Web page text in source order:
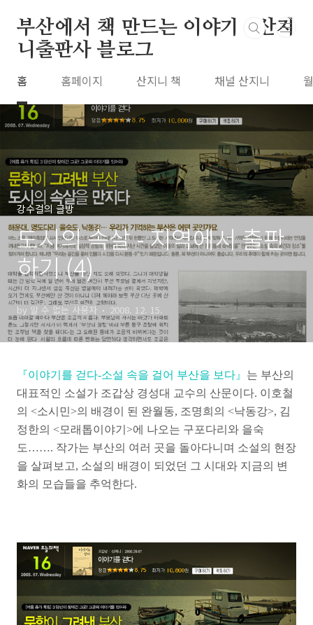
부산에서 책 만드는 이야기 : 산지
니출판사 블로그
홈 홈페이지 산지니 책 채널 산지니
강수걸의 글방
도시의 속살 - 지역에서 출판
하기 (4)
by 알 수 없는 사용자 2008. 12. 15.
『이야기를 걷다-소설 속을 걸어 부산을 보다』 는 부산의
대표적인 소설가 조갑상 경성대 교수의 산문이다. 이호철
의 <소시민>의 배경이 된 완월동, 조명희의 <낙동강>, 김
정한의 <모래톱이야기>에 나오는 구포다리와 을숙
도……. 작가는 부산의 여러 곳을 돌아다니며 소설의 현장
을 살펴보고, 소설의 배경이 되었던 그 시대와 지금의 변
화의 모습들을 추억한다.